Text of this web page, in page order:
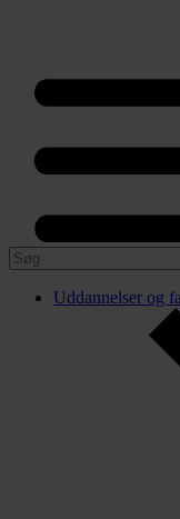
Uddannelser og